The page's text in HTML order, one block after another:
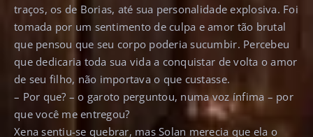
traços, os de Borias, até sua personalidade explosiva. Foi
tomada por um sentimento de culpa e amor tão brutal
que pensou que seu corpo poderia sucumbir. Percebeu
que dedicaria toda sua vida a conquistar de volta o amor
de seu filho, não importava o que custasse.
– Por que? – o garoto perguntou, numa voz ínfima – por
que você me entregou?
Xena sentiu-se quebrar, mas Solan merecia que ela o